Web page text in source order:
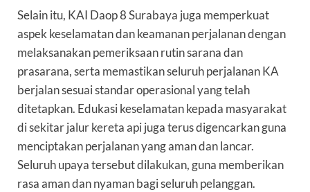
Selain itu, KAI Daop 8 Surabaya juga memperkuat
aspek keselamatan dan keamanan perjalanan dengan
melaksanakan pemeriksaan rutin sarana dan
prasarana, serta memastikan seluruh perjalanan KA
berjalan sesuai standar operasional yang telah
ditetapkan. Edukasi keselamatan kepada masyarakat
di sekitar jalur kereta api juga terus digencarkan guna
menciptakan perjalanan yang aman dan lancar.
Seluruh upaya tersebut dilakukan, guna memberikan
rasa aman dan nyaman bagi seluruh pelanggan.